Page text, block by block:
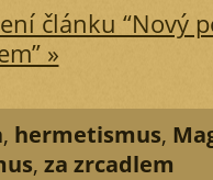
článku “Nový
»
, hermetismus,
, za zrcadlem